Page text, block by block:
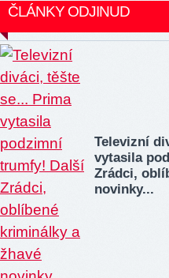
ČLÁNKY ODJINUD
Televizní
vytasila
Zrádci,
novinky...